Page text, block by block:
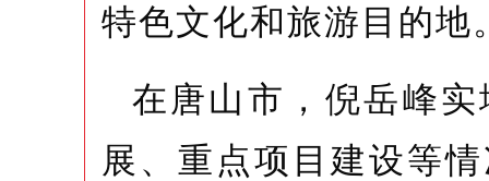
特色文化和旅游目的地
在唐山市，倪岳峰
展、重点项目建设等